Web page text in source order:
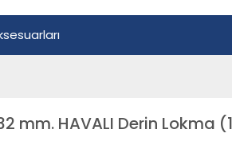
mm. HAVALI Derin Lokma